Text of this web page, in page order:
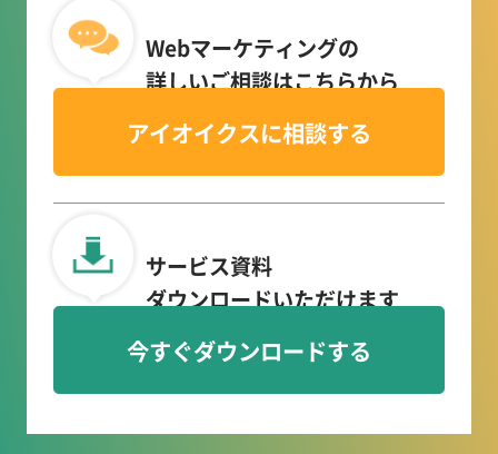
Webマーケティングの
詳しいご相談はこちらから
アイオイクスに相談する
サービス資料
ダウンロードいただけます
今すぐダウンロードする